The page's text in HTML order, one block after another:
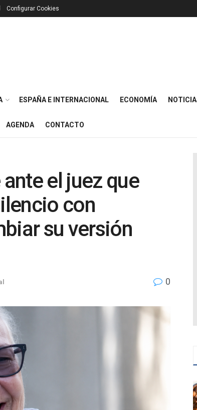
Configurar Cookies
ESPAÑA E INTERNACIONAL ECONOMÍA
AGENDA CONTACTO
el juez que
con
su versión
0